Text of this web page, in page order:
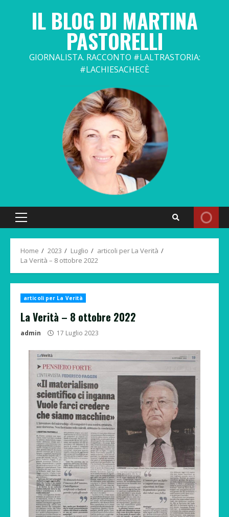
IL BLOG DI MARTINA
PASTORELLI
GIORNALISTA. RACCONTO #LALTRASTORIA:
#LACHIESACHECÈ
Primary
Home 2023 Luglio
articoli per La Verità
La Verità – 8 ottobre 2022
articoli per La Verità
La Verità – 8 ottobre 2022
admin 17 Luglio 2023